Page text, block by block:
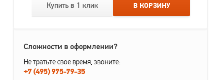
Купить в 1 клик В КОРЗИНУ
Сложности в оформлении?
Не тратьте свое время, звоните:
+7 (495) 975-79-35